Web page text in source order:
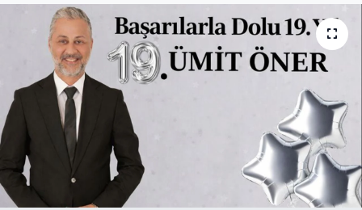
KÜLTÜR - SANAT
MAGAZİN
ÖZEL HABER
SAĞLIK